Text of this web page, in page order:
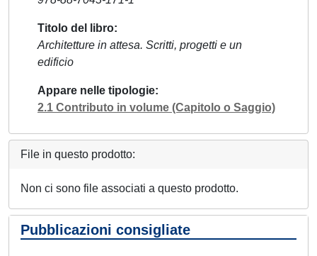
Titolo del libro
Architetture in attesa. Scritti, progetti e un
edificio
Appare nelle tipologie
2.1 Contributo in volume (Capitolo o Saggio)
File in questo prodotto:
Non ci sono file associati a questo prodotto.
Pubblicazioni consigliate